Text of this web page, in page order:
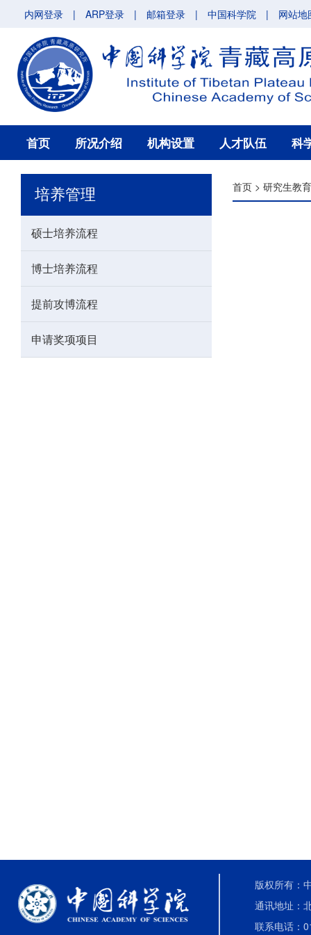
内网登录 | ARP登录 | 邮箱登录 | 中国科学院 | 网站地
首页 所况介绍 机构设置 人才队伍 科
培养管理
硕士培养流程
博士培养流程
提前攻博流程
申请奖项项目
首页 > 研究生教育
版权所有：
通讯地址：
联系电话：